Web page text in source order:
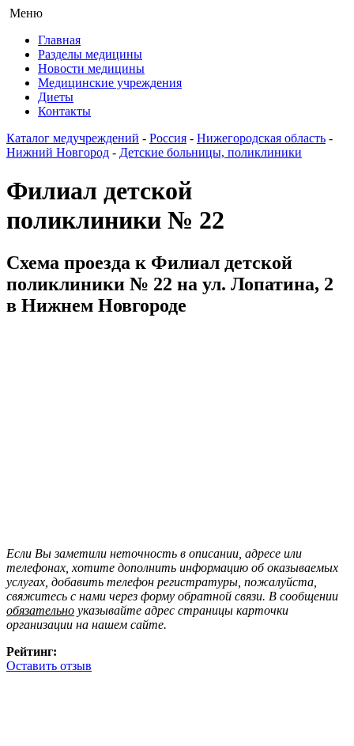
Меню
Главная
Разделы медицины
Новости медицины
Медицинские учреждения
Диеты
Контакты
Каталог медучреждений - Россия - Нижегородская область -
Нижний Новгород - Детские больницы, поликлиники
Филиал детской
поликлиники № 22
Схема проезда к Филиал детской
поликлиники № 22 на ул. Лопатина, 2
в Нижнем Новгороде
Если Вы заметили неточность в описании, адресе или
телефонах, хотите дополнить информацию об оказываемых
услугах, добавить телефон регистратуры, пожалуйста,
свяжитесь с нами через форму обратной связи. В сообщении
обязательно указывайте адрес страницы карточки
организации на нашем сайте.
Рейтинг:
Оставить отзыв